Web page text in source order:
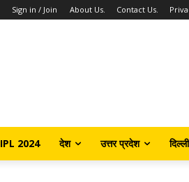
Sign in / Join About Us. Contact Us.
IPL 2024 देश उत्तर प्रदेश